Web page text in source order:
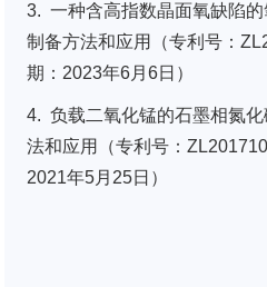
3. 一种含高指数晶面氧缺陷
制备方法和应用（专利号：
期：2023年6月6日）
4. 负载二氧化锰的石墨相氮
法和应用（专利号：
2021年5月25日）